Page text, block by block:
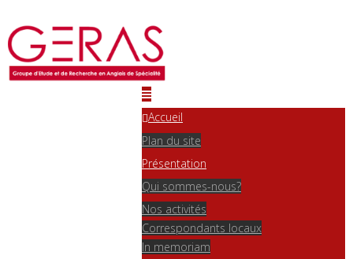
Accueil
Plan du site
Présentation
Qui sommes-nous?
Nos activités
Correspondants locaux
In memoriam